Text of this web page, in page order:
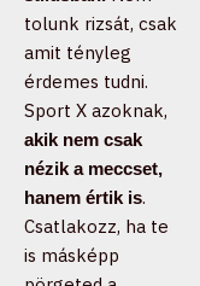
tolunk rizsát, csak
amit tényleg
érdemes tudni.
Sport X azoknak,
akik nem csak
nézik a meccset,
hanem értik is.
Csatlakozz, ha te
is másképp